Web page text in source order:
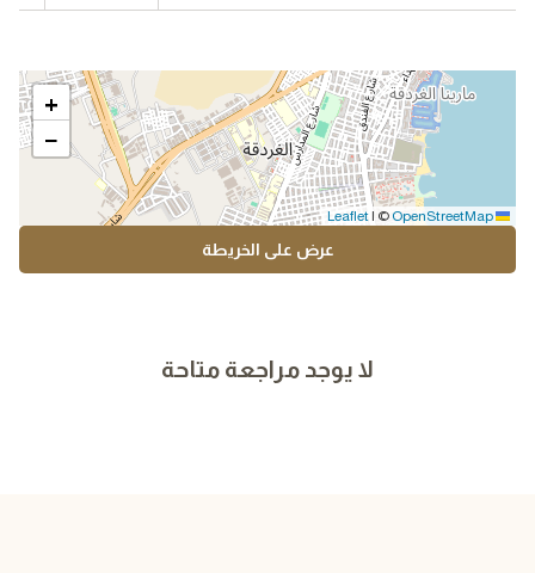
+
−
| © OpenStreetMap
عرض على الخريطة
لا يوجد مراجعة متاحة